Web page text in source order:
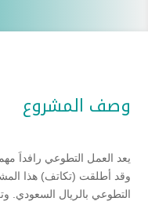
وصف المشروع
يعد العمل التطوعي رافداَ
وقد أطلقت (تكاتف) هذا
التطوعي بالريال السعودي.